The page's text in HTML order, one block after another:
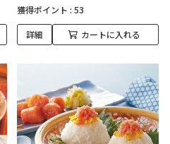
獲得ポイント : 53
詳細 カートに入れる